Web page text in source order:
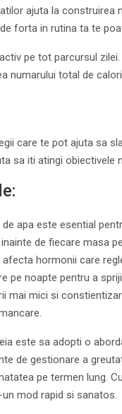
ajuta la
forta in rutina ta te
pe tot parcursul
numarului total de
care te pot ajuta sa
sa iti atingi obiectivele
apa este esential
de fiecare masa
hormonii care
pe noapte pentru a
mai mici si
este sa adopti o
de gestionare a
pe termen lung.
mod rapid si sanatos.